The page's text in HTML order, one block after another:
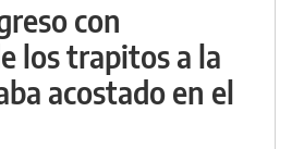
con
los trapitos a la
acostado en el